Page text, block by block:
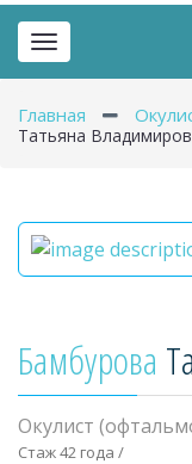
Toggle
navigation
Главная
Татьяна
Бамбурова
Окулист
Стаж 42 года /